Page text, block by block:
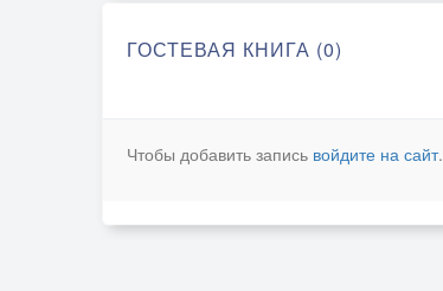
ГОСТЕВАЯ КНИГА (0)
Чтобы добавить запись войдите на сайт.